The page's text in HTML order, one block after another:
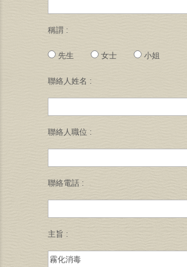
稱謂 :
先生 女士 小姐
聯絡人姓名 :
聯絡人職位 :
聯絡電話 :
主旨 :